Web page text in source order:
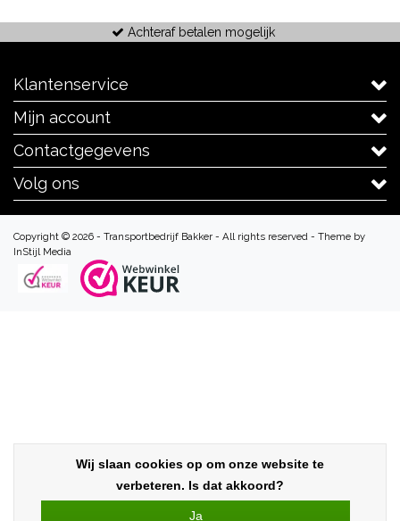
Achteraf betalen mogelijk
Klantenservice
Mijn account
Contactgegevens
Volg ons
Copyright © 2026 - Transportbedrijf Bakker - All rights reserved - Theme by
InStijl Media
Wij slaan cookies op om onze website te
verbeteren. Is dat akkoord?
Ja